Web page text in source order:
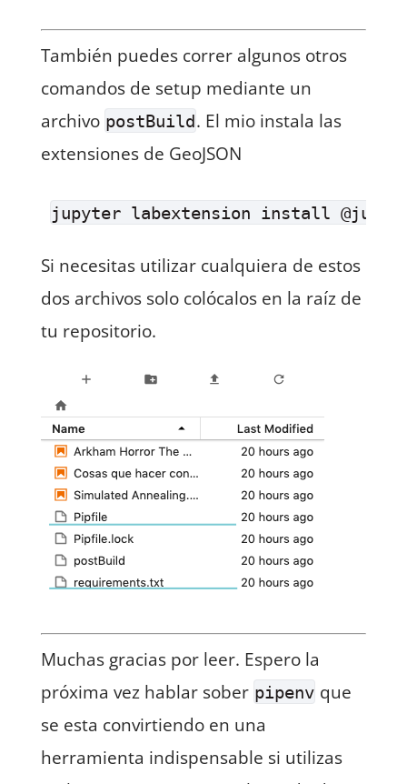
También puedes correr algunos otros
comandos de setup mediante un
archivo postBuild. El mio instala las
extensiones de GeoJSON
Si necesitas utilizar cualquiera de estos
dos archivos solo colócalos en la raíz de
tu repositorio.
Muchas gracias por leer. Espero la
próxima vez hablar sober pipenv que
se esta convirtiendo en una
herramienta indispensable si utilizas